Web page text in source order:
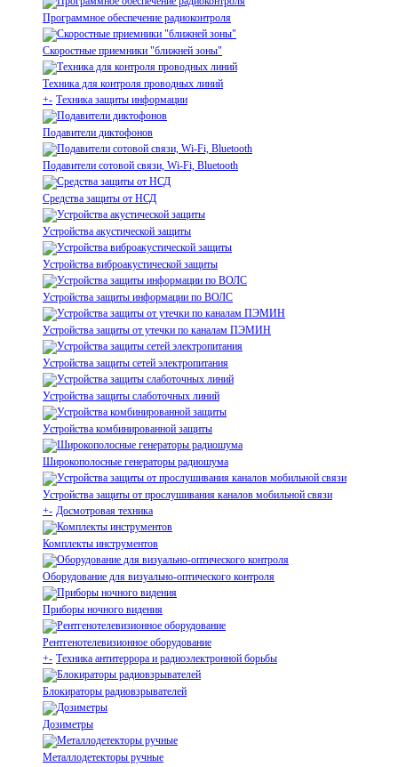
Программное обеспечение радиоконтроля
Скоростные приемники "ближней зоны"
Техника для контроля проводных линий
+- Техника защиты информации
Подавители диктофонов
Подавители сотовой связи, Wi-Fi, Bluetooth
Средства защиты от НСД
Устройства акустической защиты
Устройства виброакустической защиты
Устройства защиты информации по ВОЛС
Устройства защиты от утечки по каналам ПЭМИН
Устройства защиты сетей электропитания
Устройства защиты слаботочных линий
Устройства комбинированной защиты
Широкополосные генераторы радиошума
Устройства защиты от прослушивания каналов мобильной связи
+- Досмотровая техника
Комплекты инструментов
Оборудование для визуально-оптического контроля
Приборы ночного видения
Рентгенотелевизионное оборудование
+- Техника антитеррора и радиоэлектронной борьбы
Блокираторы радиовзрывателей
Дозиметры
Металлодетекторы ручные